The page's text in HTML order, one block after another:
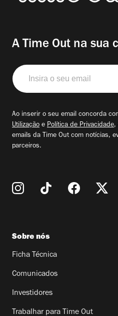
A Time Out na sua
Insira
o
seu
Ao inserir o seu email concorda
Utilização e Política de Privacidade,
emails da Time Out com notícias,
parceiros.
Sobre nós
Ficha Técnica
Comunicados
Investidores
Trabalhar para Time Out